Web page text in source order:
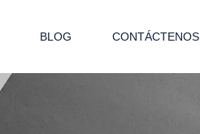
BLOG CONTÁCTENOS